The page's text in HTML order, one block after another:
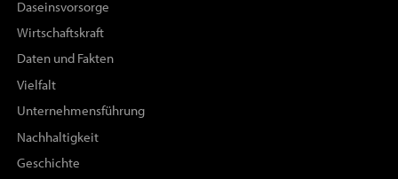
Daseinsvorsorge
Wirtschaftskraft
Daten und Fakten
Vielfalt
Unternehmensführung
Nachhaltigkeit
Geschichte